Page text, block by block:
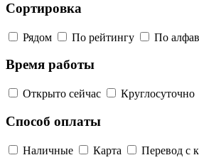
Сортировка
Рядом По рейтингу По
Время работы
Открыто сейчас Круглосуточно
Способ оплаты
Наличные Карта Перевод с